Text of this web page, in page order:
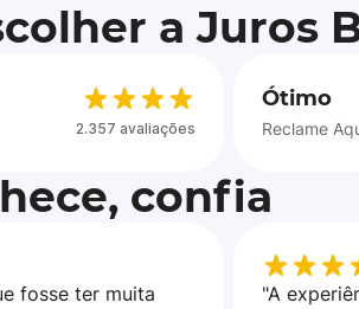
a Juros
2.357 avaliações
Ótimo
Reclame
confia
fosse ter muita
"A